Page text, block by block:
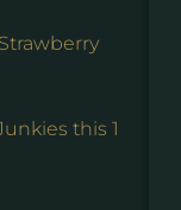
this 1